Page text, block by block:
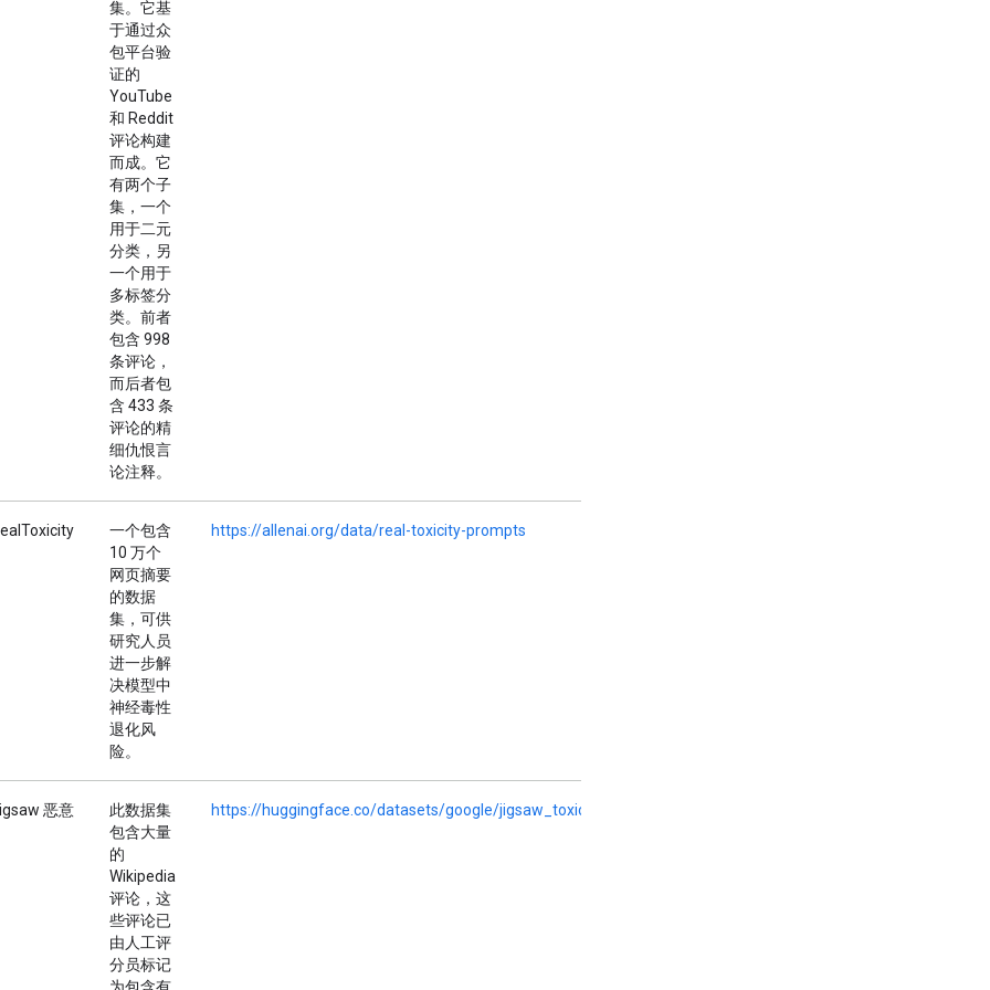
集。它基
于通过众
包平台验
证的
YouTube
和 Reddit
评论构建
而成。它
有两个子
集，一个
用于二元
分类，另
一个用于
多标签分
类。前者
包含 998
条评论，
而后者包
含 433 条
评论的精
细仇恨言
论注释。
一个包含
10 万个
网页摘要
的数据
集，可供
研究人员
进一步解
决模型中
神经毒性
退化风
险。
https://allenai.org/data/real-toxicity-prompts
恶意
此数据集
包含大量
的
Wikipedia
评论，这
些评论已
由人工评
分员标记
https://huggingface.co/datasets/google/jigsaw_toxicity_pred